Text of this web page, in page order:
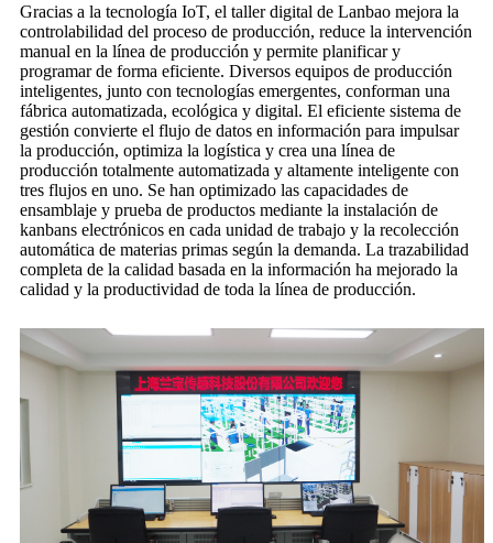
Gracias a la tecnología IoT, el taller digital de Lanbao mejora la
controlabilidad del proceso de producción, reduce la intervención
manual en la línea de producción y permite planificar y
programar de forma eficiente. Diversos equipos de producción
inteligentes, junto con tecnologías emergentes, conforman una
fábrica automatizada, ecológica y digital. El eficiente sistema de
gestión convierte el flujo de datos en información para impulsar
la producción, optimiza la logística y crea una línea de
producción totalmente automatizada y altamente inteligente con
tres flujos en uno. Se han optimizado las capacidades de
ensamblaje y prueba de productos mediante la instalación de
kanbans electrónicos en cada unidad de trabajo y la recolección
automática de materias primas según la demanda. La trazabilidad
completa de la calidad basada en la información ha mejorado la
calidad y la productividad de toda la línea de producción.